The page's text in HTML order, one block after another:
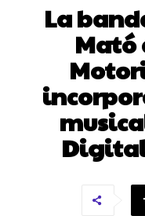
La
Mató
Digital